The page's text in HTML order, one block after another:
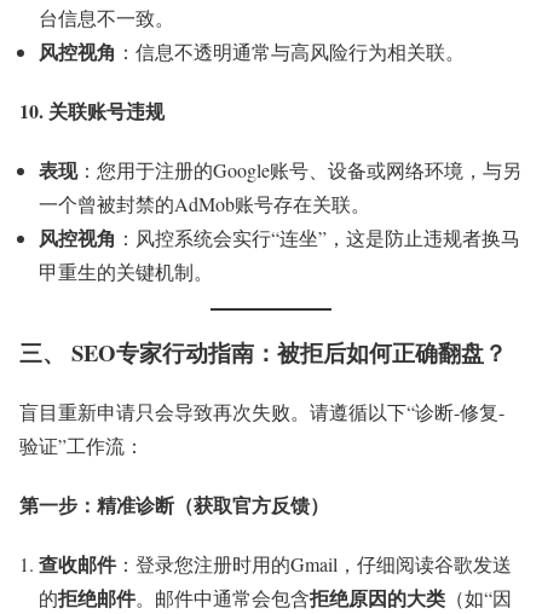
台信息不一致。
风控视角 ：信息不透明通常与高风险行为相关联。
10. 关联账号违规
表现：您用于注册的Google账号、设备或网络环境，与另
一个曾被封禁的AdMob账号存在关联。
风控视角 ：风控系统会实行“连坐”，这是防止违规者换马
甲重生的关键机制。
三、 SEO专家行动指南：被拒后如何正确翻盘？
盲目重新申请只会导致再次失败。请遵循以下“诊断-修复-
验证”工作流：
第一步：精准诊断（获取官方反馈）
查收邮件：登录您注册时用的Gmail，仔细阅读谷歌发送
的拒绝邮件。邮件中通常会包含拒绝原因的大类 （如“因